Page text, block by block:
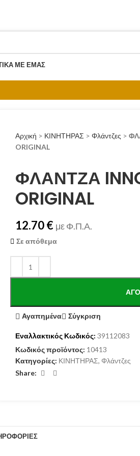
ΜΕ ΕΜΆΣ
Αρχική > ΚΙΝΗΤΗΡΑΣ > Φλάντζες >
ORIGINAL
ΦΛΑΝΤΖΑ
ORIGINAL
12.70€ με Φ.Π.Α.
Σε απόθεμα
Αγαπημένα Σύγκριση
Εναλλακτικός Κωδικός: 39112083
Κωδικός προϊόντος: 10413
Κατηγορίες: ΚΙΝΗΤΗΡΑΣ, Φλάντζες
Share: